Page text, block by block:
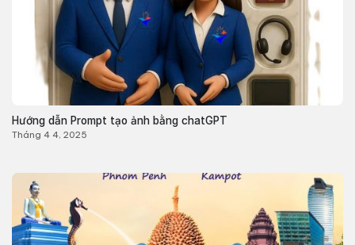
Hướng dẫn Prompt tạo ảnh bằng chatGPT
Tháng 4 4, 2025